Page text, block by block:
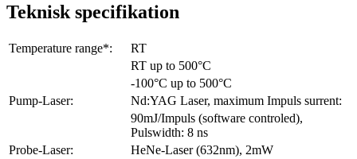
Teknisk specifikation
Temperature range*:
RT
RT up to 500°C
-100°C up to 500°C
Pump-Laser:
Nd:YAG Laser, maximum Impuls surrent:
90mJ/Impuls (software controled),
Pulswidth: 8 ns
Probe-Laser:
HeNe-Laser (632nm), 2mW